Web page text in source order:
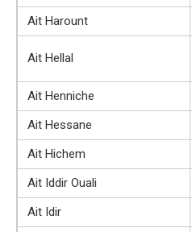
Ait Harount
Ait Hellal
Ait Henniche
Ait Hessane
Ait Hichem
Ait Iddir Ouali
Ait Idir